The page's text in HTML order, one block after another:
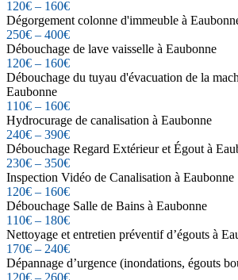
120€ – 160€
Dégorgement colonne d'immeuble à
250€ – 400€
Débouchage de lave vaisselle à Eaubonne
120€ – 160€
Débouchage du tuyau d'évacuation de la
Eaubonne
110€ – 160€
Hydrocurage de canalisation à Eaubonne
240€ – 390€
Débouchage Regard Extérieur et Égout à
230€ – 350€
Inspection Vidéo de Canalisation à Eaubonne
120€ – 160€
Débouchage Salle de Bains à Eaubonne
110€ – 180€
Nettoyage et entretien préventif d’égouts à
170€ – 240€
Dépannage d’urgence (inondations, égouts
120€ – 260€